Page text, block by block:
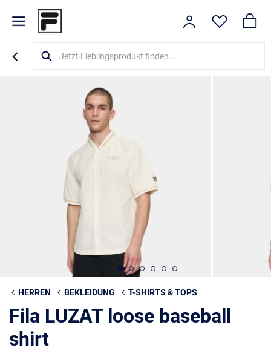
HERREN BEKLEIDUNG T-SHIRTS & TOPS
Fila LUZAT loose baseball
shirt